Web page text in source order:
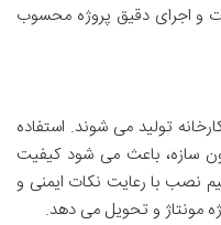
و اجرای دقیق پروژه محسوب
تولید می شوند. استفاده
سازه، باعث می شود کیفیت
نصب با رعایت نکات ایمنی و
مونتاژ و تحویل می دهد.